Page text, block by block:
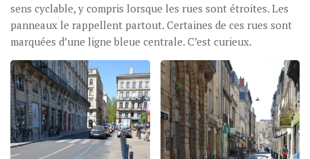
sens cyclable, y compris lorsque les rues sont étroites. Les
panneaux le rappellent partout. Certaines de ces rues sont
marquées d’une ligne bleue centrale. C’est curieux.